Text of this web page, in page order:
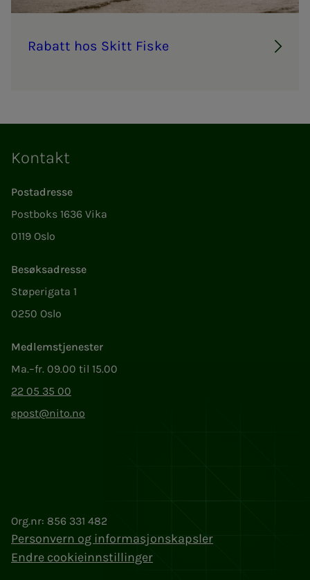
Ra­­­batt hos Skitt Fiske
Kontakt
Postadresse
Postboks 1636 Vika
0119 Oslo
Besøksadresse
Støperigata 1
0250 Oslo
Medlemstjenester
Ma.–fr. 09.00 til 15.00
22 05 35 00
epost@nito.no
Org.nr: 856 331 482
Personvern og informasjonskapsler
Endre cookieinnstillinger